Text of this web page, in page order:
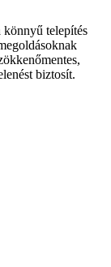
könnyű telepítés
biztosít.